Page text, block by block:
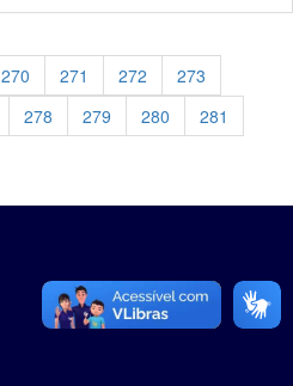
270 271 272
273
278 279 280
281